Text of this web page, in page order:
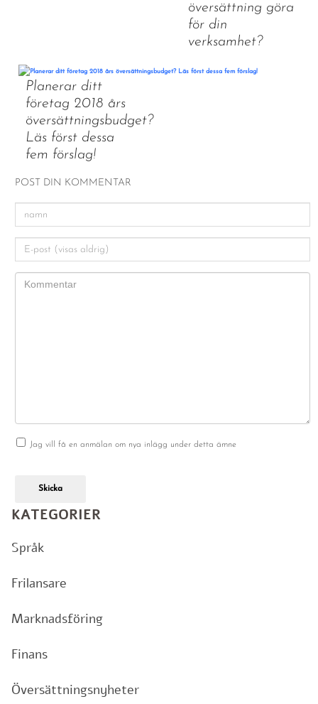
översättning göra
för din
verksamhet?
Planerar ditt
företag 2018 års
översättningsbudget?
Läs först dessa
fem förslag!
POST DIN KOMMENTAR
Jag vill få en anmälan om nya inlägg under detta ämne
Skicka
KATEGORIER
Språk
Frilansare
Marknadsföring
Finans
Översättningsnyheter